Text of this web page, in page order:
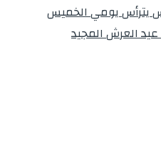
يترأس يومي الخميس
العرش المجيد